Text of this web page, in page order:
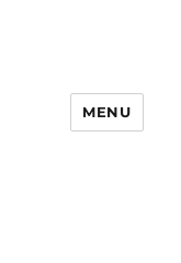
MENU